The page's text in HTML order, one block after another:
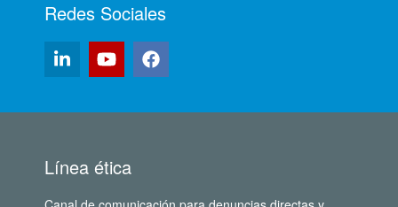
Redes Sociales
Línea ética